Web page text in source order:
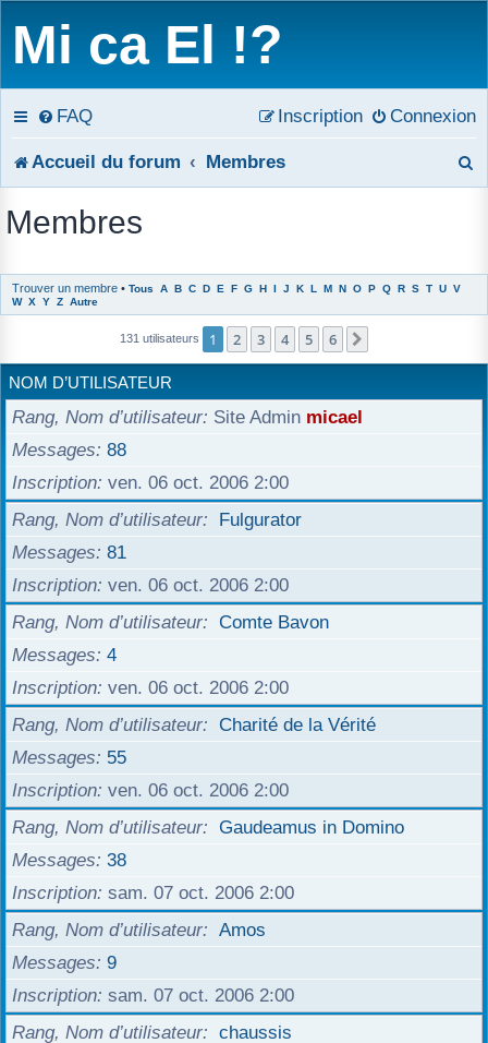
Mi ca El !?
FAQ Connexion
Inscription
Accueil du forum Membres
h
e
c
Membres
Trouver un membre • Tous A B C D E F G H I J K L M N O P Q R S T U V
W X Y Z Autre
131 utilisateurs 1 2 3 4 5 6
NOM D’UTILISATEUR
Rang, Nom d’utilisateur Site Admin micael
Messages
88
Inscription ven. 06 oct. 2006 2:00
Rang, Nom d’utilisateur
Fulgurator
Messages
81
Inscription ven. 06 oct. 2006 2:00
Rang, Nom d’utilisateur
Comte Bavon
Messages
4
Inscription ven. 06 oct. 2006 2:00
Rang, Nom d’utilisateur
Charité de la Vérité
Messages
55
Inscription ven. 06 oct. 2006 2:00
Rang, Nom d’utilisateur
Gaudeamus in Domino
Messages
38
Inscription sam. 07 oct. 2006 2:00
Rang, Nom d’utilisateur
Amos
Messages
9
Inscription sam. 07 oct. 2006 2:00
Rang, Nom d’utilisateur
chaussis